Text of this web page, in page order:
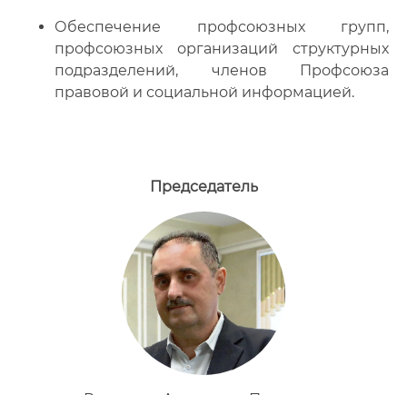
Председатель
Обеспечение профсоюзных групп,
профсоюзных организаций структурных
подразделений, членов Профсоюза
правовой и социальной информацией.